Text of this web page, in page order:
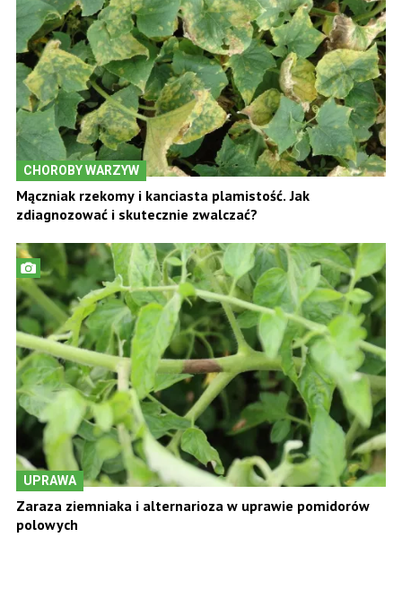
CHOROBY WARZYW
Mączniak rzekomy i kanciasta plamistość. Jak
zdiagnozować i skutecznie zwalczać?
UPRAWA
Zaraza ziemniaka i alternarioza w uprawie pomidorów
polowych